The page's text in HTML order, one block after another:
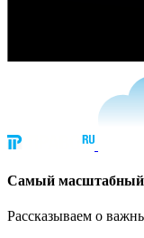
Cамый масштабный
Рассказываем о